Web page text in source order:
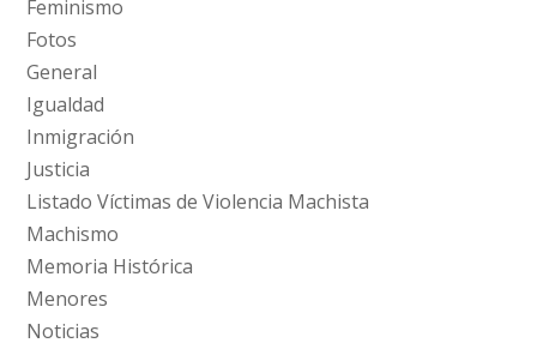
Feminismo
Fotos
General
Igualdad
Inmigración
Justicia
Listado Víctimas de Violencia Machista
Machismo
Memoria Histórica
Menores
Noticias